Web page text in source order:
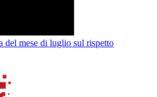
del mese di luglio sul rispetto